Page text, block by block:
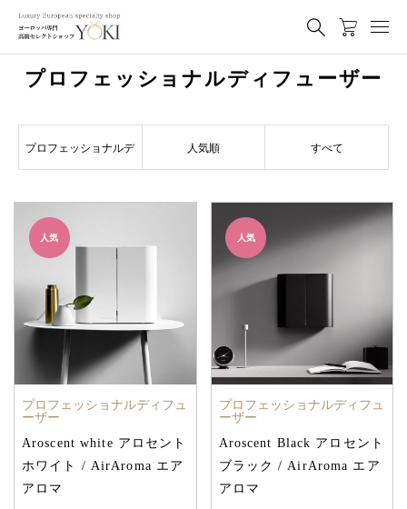
プロフェッショナルディフューザー
プロフェッショナルデ 人気順 すべて
プロフェッショナルディフュ
ーザー
Aroscent white アロセント
ホワイト / AirAroma エア
アロマ
人気
プロフェッショナルディフュ
ーザー
Aroscent Black アロセント
ブラック / AirAroma エア
アロマ
人気